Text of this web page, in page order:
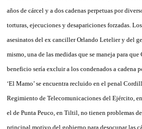
años de cárcel y a dos cadenas perpetuas por
torturas, ejecuciones y desapariciones forzadas.
asesinatos del ex canciller Orlando Letelier y del
mismo, una de las medidas que se maneja para que
beneficio sería excluir a los condenados a cadena
‘El Mamo’ se encuentra recluido en el penal
Regimiento de Telecomunicaciones del Ejército,
el de Punta Peuco, en Tiltil, no tienen problemas
principal motivo del gobierno para desocupar las